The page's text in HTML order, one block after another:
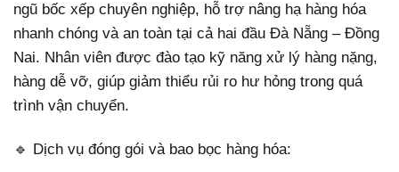
ngũ bốc xếp chuyên nghiệp, hỗ trợ nâng hạ hàng hóa
nhanh chóng và an toàn tại cả hai đầu Đà Nẵng – Đồng
Nai. Nhân viên được đào tạo kỹ năng xử lý hàng nặng,
hàng dễ vỡ, giúp giảm thiểu rủi ro hư hỏng trong quá
trình vận chuyển.
🔹 Dịch vụ đóng gói và bao bọc hàng hóa: